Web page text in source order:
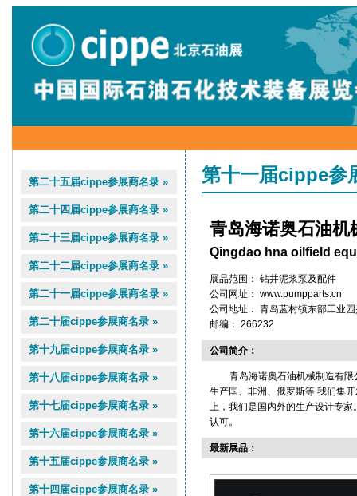
第二十五届cippe参展商名录 »
第二十四届cippe参展商名录 »
第二十三届cippe参展商名录 »
第二十二届cippe参展商名录 »
第二十一届cippe参展商名录 »
第二十届cippe参展商名录 »
第十九届cippe参展商名录 »
第十八届cippe参展商名录 »
第十七届cippe参展商名录 »
第十六届cippe参展商名录 »
第十五届cippe参展商名录 »
第十四届cippe参展商名录 »
第十一届cippe参
青岛海诺奥石油机
Qingdao hna oilfield
展品范围： 钻井泥浆泵及配件
公司网址： www.pumpparts.cn
公司地址： 青岛蓝村镇东部工业
邮编： 266232
公司简介：
青岛海诺奥石油机械制造有
生产国、非洲、俄罗斯等 我们集
上，我们是国内外的生产设计专
认可。
最新展品：